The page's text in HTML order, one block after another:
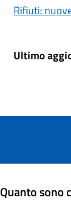
Rifiuti:
Ultimo
Quanto sono